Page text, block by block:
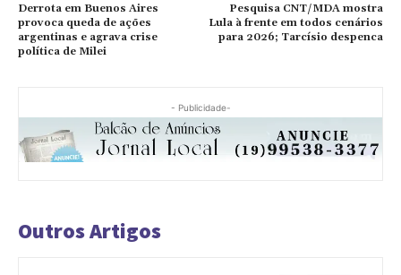
Derrota em Buenos Aires
provoca queda de ações
argentinas e agrava crise
política de Milei
Pesquisa CNT/MDA mostra
Lula à frente em todos cenários
para 2026; Tarcísio despenca
- Publicidade-
Outros Artigos